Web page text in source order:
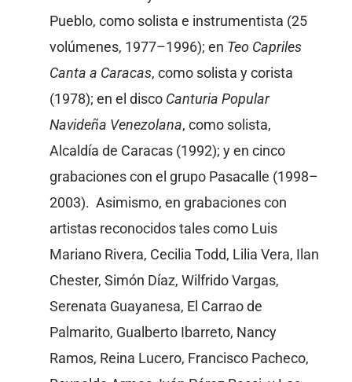
Pueblo, como solista e instrumentista (25
volúmenes, 1977–1996); en Teo Capriles
Canta a Caracas, como solista y corista
(1978); en el disco Canturia Popular
Navideña Venezolana, como solista,
Alcaldía de Caracas (1992); y en cinco
grabaciones con el grupo Pasacalle (1998–
2003). Asimismo, en grabaciones con
artistas reconocidos tales como Luis
Mariano Rivera, Cecilia Todd, Lilia Vera, Ilan
Chester, Simón Díaz, Wilfrido Vargas,
Serenata Guayanesa, El Carrao de
Palmarito, Gualberto Ibarreto, Nancy
Ramos, Reina Lucero, Francisco Pacheco,